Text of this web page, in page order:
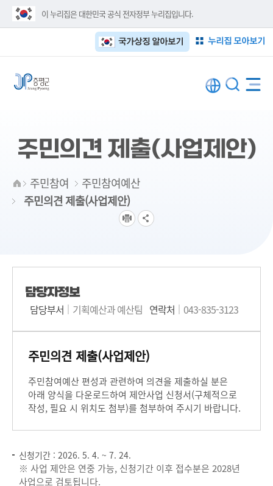
이 누리집은 대한민국 공식 전자정부 누리집입니다.
누리집 모아보기
국가상징 알아보기
주민의견 제출(사업제안)
주민참여
주민참여예산
주민의견 제출(사업제안)
담당자정보
담당부서
기획예산과 예산팀 연락처 043-835-3123
주민의견 제출(사업제안)
주민참여예산 편성과 관련하여 의견을 제출하실 분은
아래 양식을 다운로드하여 제안사업 신청서(구체적으로
작성, 필요 시 위치도 첨부)를 첨부하여 주시기 바랍니다.
신청기간 : 2026. 5. 4. ~ 7. 24.
※ 사업 제안은 연중 가능, 신청기간 이후 접수분은 2028년
사업으로 검토됩니다.